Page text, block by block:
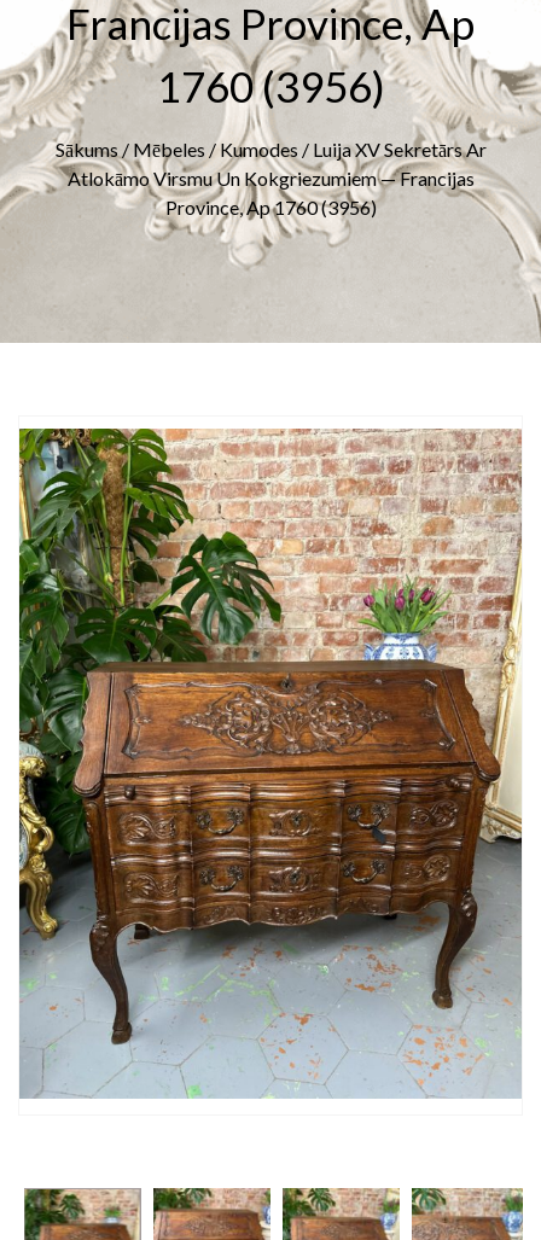
Francijas Province, Ap
1760 (3956)
Sākums / Mēbeles /Kumodes / Luija XV Sekretārs Ar
Atlokāmo Virsmu Un Kokgriezumiem — Francijas
Province, Ap 1760 (3956)